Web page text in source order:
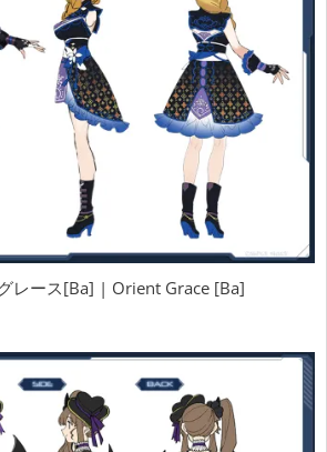
レース[Ba] | Orient Grace [Ba]